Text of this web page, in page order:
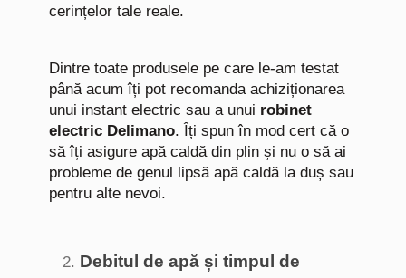
cerințelor tale reale.
Dintre toate produsele pe care le-am testat
până acum îți pot recomanda achiziționarea
unui instant electric sau a unui robinet
electric Delimano. Îți spun în mod cert că o
să îți asigure apă caldă din plin și nu o să ai
probleme de genul lipsă apă caldă la duș sau
pentru alte nevoi.
Debitul de apă și timpul de